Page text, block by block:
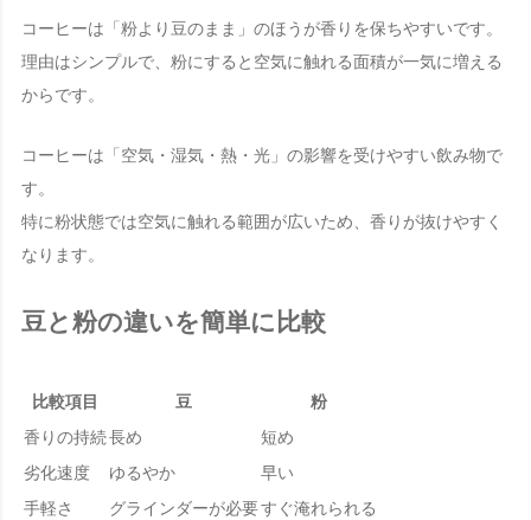
コーヒーは「粉より豆のまま」のほうが香りを保ちやすいです。
理由はシンプルで、粉にすると空気に触れる面積が一気に増える
からです。
コーヒーは「 空気・湿気・熱・光 」の影響を受けやすい飲み物で
す。
特に粉状態では空気に触れる範囲が広いため、香りが抜けやすく
なります。
豆と粉の違いを簡単に比較
比較項目 豆
粉
香りの持続長め
短め
劣化速度
ゆるやか
早い
手軽さ
グラインダーが必要すぐ淹れられる